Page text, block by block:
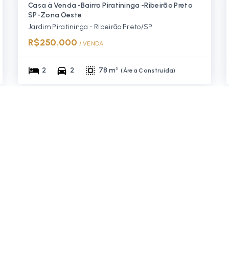
Casa à Venda -Bairro Piratininga -Ribeirão Preto
SP-Zona Oeste
Jardim Piratininga - Ribeirão Preto/SP
R$250.000 / VENDA
2 2 78 m² (Área Construída)